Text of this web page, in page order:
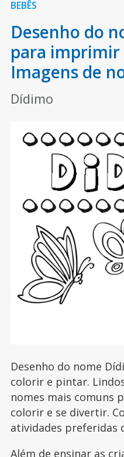
BEBÊS
Desenho do
para imprimir
Imagens de
Dídimo
Desenho do nome
colorir e pintar.
nomes mais comuns
colorir e se divertir.
atividades preferidas
Além de ensinar as